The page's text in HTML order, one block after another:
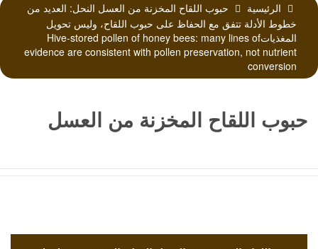
الرئيسية
حبوب اللقاح المخزنة من العسل النحل: العديد من
خطوط الأدلة تتفق مع الحفاظ على حبوب اللقاح، وليس تحويل
المغذياتHive-stored pollen of honey bees: many lines of
evidence are consistent with pollen preservation, not nutrient
conversion
حبوب اللقاح المخزنة من العسل